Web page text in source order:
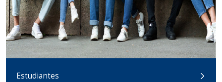
Estudiantes